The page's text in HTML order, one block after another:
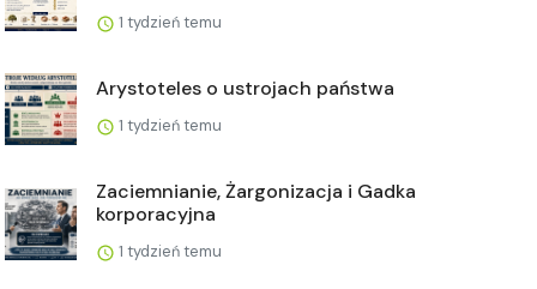
1 tydzień temu
Arystoteles o ustrojach państwa
1 tydzień temu
Zaciemnianie, Żargonizacja i Gadka
korporacyjna
1 tydzień temu